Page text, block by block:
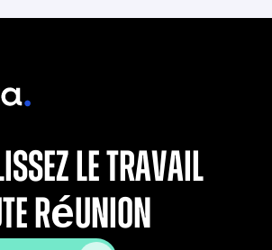
le travail
réunion